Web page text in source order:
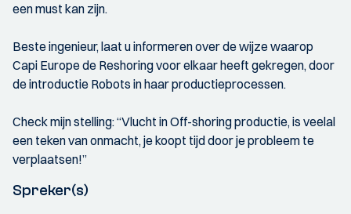
een must kan zijn.
Beste ingenieur, laat u informeren over de wijze waarop
Capi Europe de Reshoring voor elkaar heeft gekregen, door
de introductie Robots in haar productieprocessen.
Check mijn stelling: “Vlucht in Off-shoring productie, is veelal
een teken van onmacht, je koopt tijd door je probleem te
verplaatsen!”
Spreker(s)